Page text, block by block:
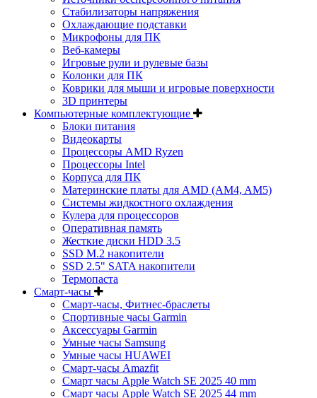
Стабилизаторы напряжения
Охлаждающие подставки
Микрофоны для ПК
Веб-камеры
Игровые рули и рулевые базы
Колонки для ПК
Коврики для мыши и игровые поверхности
3D принтеры
Компьютерные комплектующие
Блоки питания
Видеокарты
Процессоры AMD Ryzen
Процессоры Intel
Корпуса для ПК
Материнские платы для AMD (AM4, AM5)
Системы жидкостного охлаждения
Кулера для процессоров
Оперативная память
Жесткие диски HDD 3.5
SSD M.2 накопители
SSD 2.5" SATA накопители
Термопаста
Смарт-часы
Смарт-часы, Фитнес-браслеты
Спортивные часы Garmin
Аксессуары Garmin
Умные часы Samsung
Умные часы HUAWEI
Смарт-часы Amazfit
Смарт часы Apple Watch SE 2025 40 mm
Смарт часы Apple Watch SE 2025 44 mm